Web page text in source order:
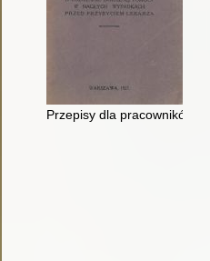
Przepisy dla pracowników